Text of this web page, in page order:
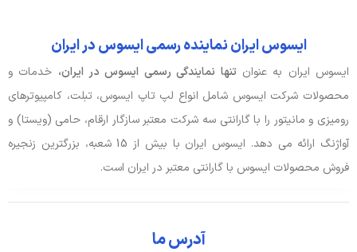
باتری، توان و خنک‌کننده
آداپتور باتری 20V, 3.25A, 65W
توضیحات باتری 50Wh
ایسوس ایران نماینده رسمی ایسوس در ایران
ایسوس ایران به عنوان تنها نمایندگی رسمی ایسوس در ایران، خدمات و
محصولات شرکت ایسوس شامل انواع لپ تاپ ایسوس، تبلت، کامپیوترهای
رومیزی و مانیتور را با گارانتی سه شرکت معتبر سازگار ارقام، حامی (ویستا) و
آواژنگ ارائه می دهد. ایسوس ایران با بیش از 15 شعبه، بزرگترین زنجیره
فروش محصولات ایسوس با گارانتی معتبر در ایران است.
آدرس ما